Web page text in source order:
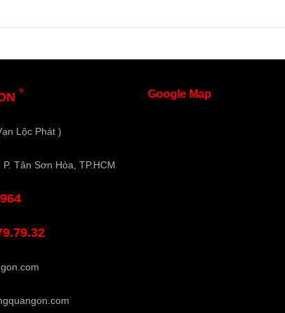
®
Lộc Phát )
Tân Sơn Hòa, TP.HCM
Google Map